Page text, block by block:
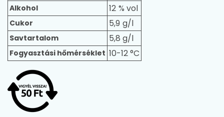
Alkohol 12
Cukor 5,9
Savtartalom 5,8 g/l
Fogyasztási hőmérséklet 10-12 °C